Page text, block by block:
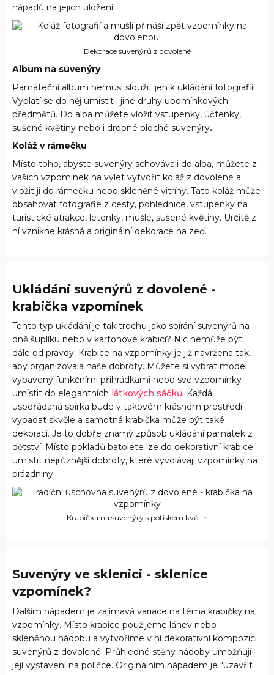
nápadů na jejich uložení.
Dekorace suvenýrů z dovolené
Album na suvenýry
Památeční album nemusí sloužit jen k ukládání fotografií!
Vyplatí se do něj umístit i jiné druhy upomínkových
předmětů. Do alba můžete vložit vstupenky, účtenky,
sušené květiny nebo i drobné ploché suvenýry.
Koláž v rámečku
Místo toho, abyste suvenýry schovávali do alba, můžete z
vašich vzpomínek na výlet vytvořit koláž z dovolené a
vložit ji do rámečku nebo skleněné vitríny. Tato koláž může
obsahovat fotografie z cesty, pohlednice, vstupenky na
turistické atrakce, letenky, mušle, sušené květiny. Určitě z
ní vznikne krásná a originální dekorace na zeď.
Ukládání suvenýrů z dovolené -
krabička vzpomínek
Tento typ ukládání je tak trochu jako sbírání suvenýrů na
dně šuplíku nebo v kartonové krabici? Nic nemůže být
dále od pravdy. Krabice na vzpomínky je již navržena tak,
aby organizovala naše dobroty. Můžete si vybrat model
vybavený funkčními přihrádkami nebo své vzpomínky
umístit do elegantních látkových sáčků. Každá
uspořádaná sbírka bude v takovém krásném prostředí
vypadat skvěle a samotná krabička může být také
dekorací. Je to dobře známý způsob ukládání památek z
dětství. Místo pokladů batolete lze do dekorativní krabice
umístit nejrůznější dobroty, které vyvolávají vzpomínky na
prázdniny.
Krabička na suvenýry s potiskem květin
Suvenýry ve sklenici - sklenice
vzpomínek?
Dalším nápadem je zajímavá variace na téma krabičky na
vzpomínky. Místo krabice použijeme láhev nebo
skleněnou nádobu a vytvoříme v ní dekorativní kompozici
suvenýrů z dovolené. Průhledné stěny nádoby umožňují
její vystavení na poličce. Originálním nápadem je "uzavřít